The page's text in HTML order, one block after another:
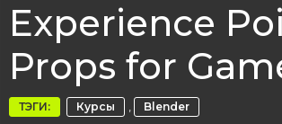
Experience
Props for
ТЭГИ: Курсы , Blender